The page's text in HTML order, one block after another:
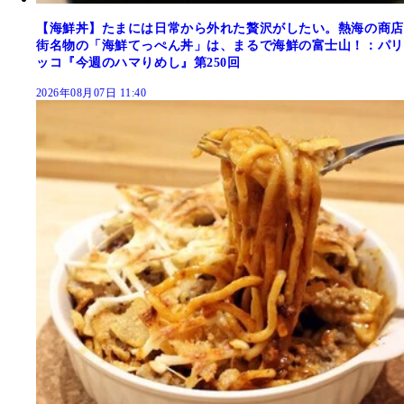
【海鮮丼】たまには日常から外れた贅沢がしたい。熱海の商店
街名物の「海鮮てっぺん丼」は、まるで海鮮の富士山！：パリ
ッコ『今週のハマりめし』第250回
2026年08月07日 11:40